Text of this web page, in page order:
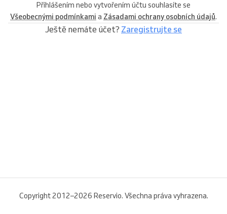
Přihlášením nebo vytvořením účtu souhlasíte se
Všeobecnými podmínkami a Zásadami ochrany osobních údajů.
Ještě nemáte účet? Zaregistrujte se
Copyright 2012–2026 Reservio. Všechna práva vyhrazena.